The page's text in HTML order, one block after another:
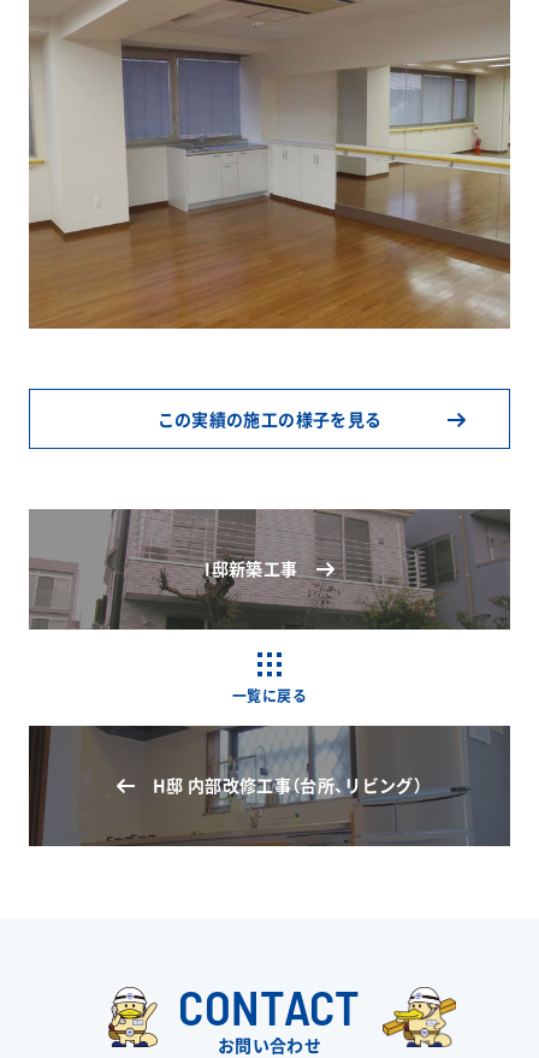
この実績の施工の様子を見る
H邸 内部改修工事（台所、リビング）
一覧に戻る
I邸新築工事
CONTACT
お問い合わせ